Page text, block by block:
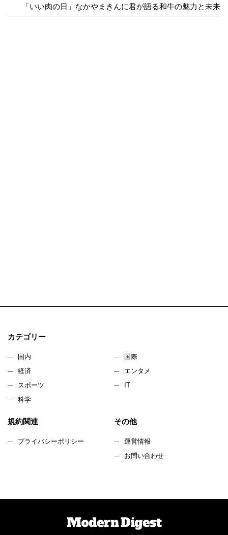
「いい肉の日」なかやまきんに君が語る和牛の魅力と未来
カテゴリー
国内
国際
経済
エンタメ
スポーツ
IT
科学
規約関連
プライバシーポリシー
その他
運営情報
お問い合わせ